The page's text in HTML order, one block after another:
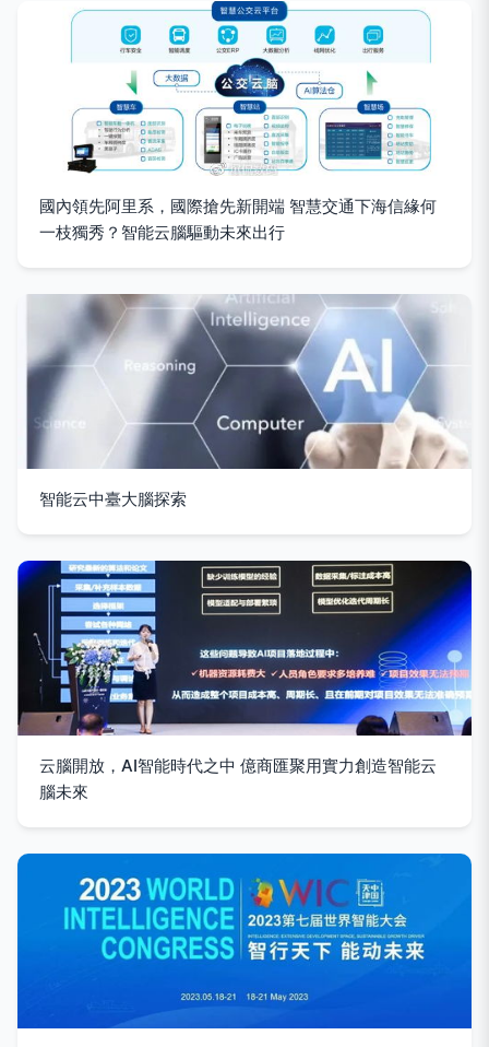
國內領先阿里系，國際搶先新開端 智慧交通下海信緣何
一枝獨秀？智能云腦驅動未來出行
智能云中臺大腦探索
云腦開放，AI智能時代之中 億商匯聚用實力創造智能云
腦未來